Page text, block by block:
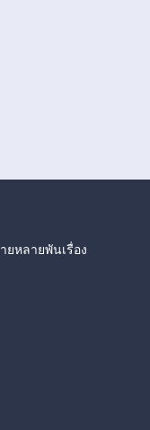
หลายพันเรื่อง